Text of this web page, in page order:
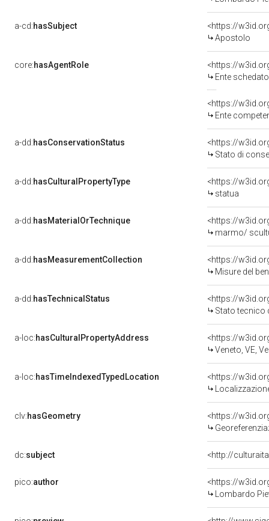
a-cd:hasSubject
<https://
Apostolo
core:hasAgentRole
<https://
Ente
<https://
Ente competente per tutela
a-dd:hasConservationStatus
<https://
Stato di
a-dd:hasCulturalPropertyType
<https://
statua
a-dd:hasMaterialOrTechnique
<https://
marmo/
a-dd:hasMeasurementCollection
<https://
Misure del
a-dd:hasTechnicalStatus
<https://
Stato tecnico
a-loc:hasCulturalPropertyAddress
<https://
Veneto, VE,
a-loc:hasTimeIndexedTypedLocation
<https://
clv:hasGeometry
<https://
dc:subject <http://
pico:author
<https://
Lombardo